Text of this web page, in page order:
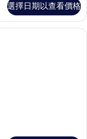
選擇日期以查看價格
桌、遮光布/窗簾、免費無